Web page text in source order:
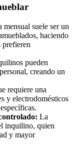
mensual suele ser un
haciendo
prefieren
pueden
creando un
requiere una
y electrodomésticos
La
inquilino, quien
y mayor